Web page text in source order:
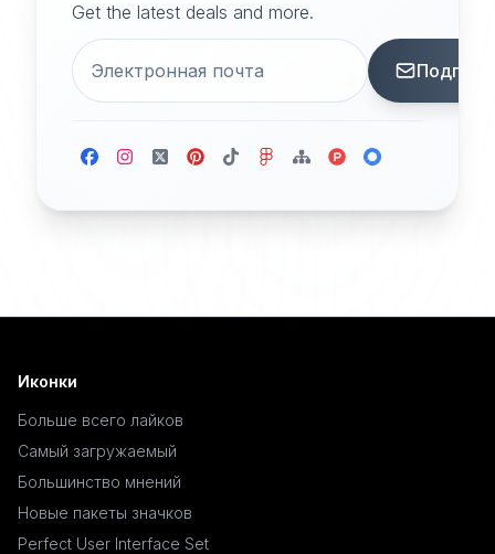
Get the latest deals and more.
Иконки
Больше всего лайков
Самый загружаемый
Большинство мнений
Новые пакеты значков
Perfect User Interface Set